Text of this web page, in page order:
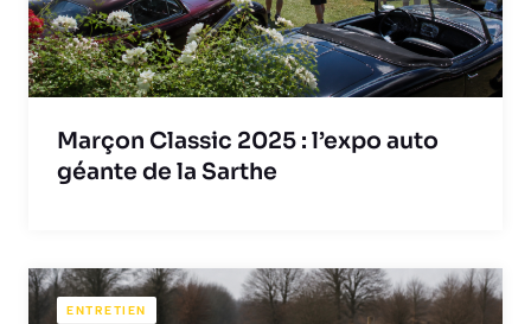
Marçon Classic 2025 : l’expo auto
géante de la Sarthe
ENTRETIEN